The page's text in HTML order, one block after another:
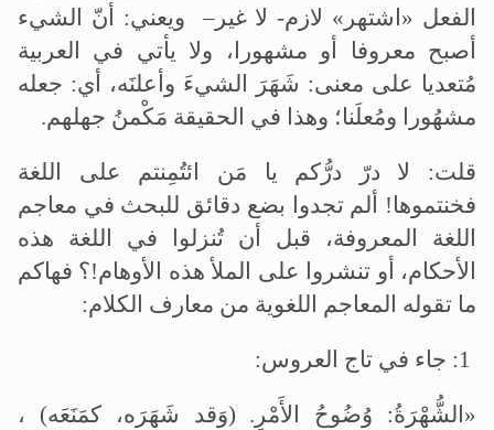
الفعل «اشتهر» لازم- لا غير– ويعني: أنّ الشيء
أصبح معروفا أو مشهورا، ولا يأتي في العربية
مُتعديا على معنى: شَهَرَ الشيءَ وأعلنَه، أي: جعله
مشهُورا ومُعلَنا؛ وهذا في الحقيقة مَكْمنُ جهلهم.
قلت: لا درّ درُّكم يا مَن ائتُمِنتم على اللغة
فخنتموها! ألم تجدوا بضع دقائق للبحث في معاجم
اللغة المعروفة، قبل أن تُنزلوا في اللغة هذه
الأحكام، أو تنشروا على الملأ هذه الأوهام!؟ فهاكم
ما تقوله المعاجم اللغوية من معارف الكلام:
«الشُّهْرَةُ: وُضُوحُ الأَمْرِ. (وَقد شَهَرَه، كمَنَعَه) ،